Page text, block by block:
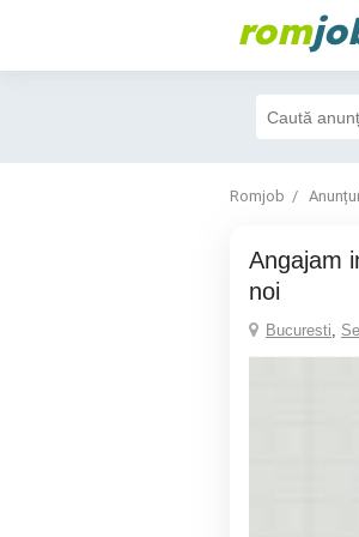
rom
Romjob
Angajam instalatori - constructii blocuri case
noi
Bucuresti,